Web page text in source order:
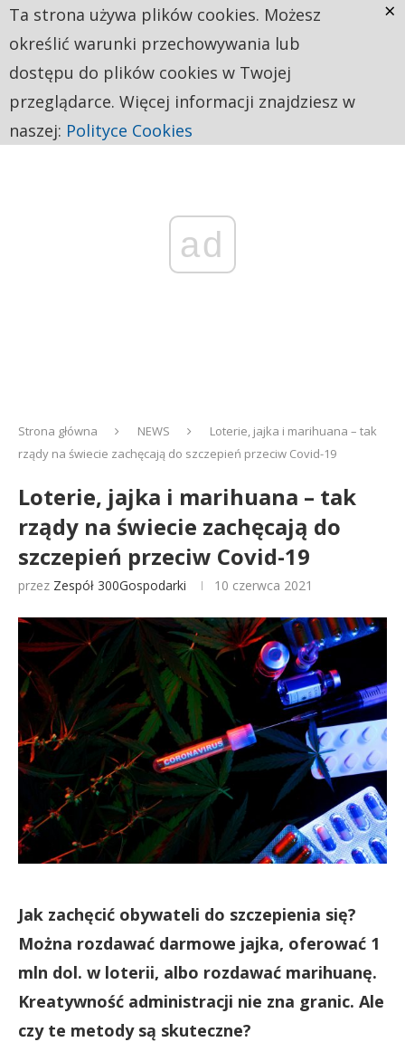
ad
Strona główna NEWS
Loterie, jajka i marihuana – tak
rządy na świecie zachęcają do szczepień przeciw Covid-19
Loterie, jajka i marihuana – tak
rządy na świecie zachęcają do
szczepień przeciw Covid-19
przez Zespół 300Gospodarki 10 czerwca 2021
Jak zachęcić obywateli do szczepienia się?
Można rozdawać darmowe jajka, oferować 1
mln dol. w loterii, albo rozdawać marihuanę.
Kreatywność administracji nie zna granic. Ale
czy te metody są skuteczne?
Ta strona używa plików cookies. Możesz
określić warunki przechowywania lub
dostępu do plików cookies w Twojej
przeglądarce. Więcej informacji znajdziesz w
naszej: Polityce Cookies
×